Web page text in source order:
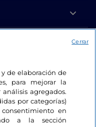
de elaboración de
para mejorar la
agregados.
por categorías)
en
a la sección
Cerrar